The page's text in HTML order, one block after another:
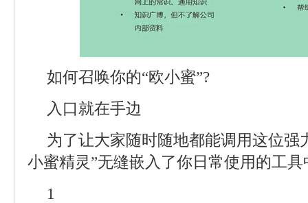
如何召唤你的“欧小蜜”?
入口就在手边
为了让大家随时随地都能调用这位强
小蜜精灵”无缝嵌入了你日常使用的工具
1